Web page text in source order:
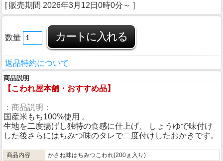
[ 販売期間 2026年3月12日0時0分 ～ ]
数量
返品特約について
商品説明
【こわれ屋本舗・おすすめ品】
：商品説明：
国産米もち100%使用 。
生地を二度揚げし独特の食感に仕上げ、 しょうゆで味付け
した後さらにはちみつ味のタレで二度付けしたおかきです。
商品内容
かさね味はちみつこわれ(200ｇ入り)